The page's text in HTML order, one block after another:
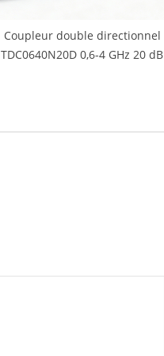
Coupleur double directionnel
TDC0640N20D 0,6-4 GHz 20 dB